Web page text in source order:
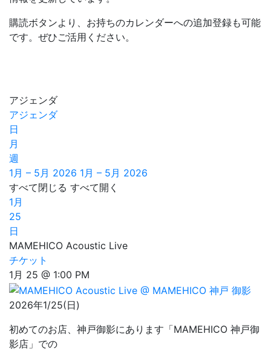
購読ボタンより、お持ちのカレンダーへの追加登録も可能
です。ぜひご活用ください。
アジェンダ
アジェンダ
日
月
週
1月 – 5月 2026 1月 – 5月 2026
すべて閉じる すべて開く
1月
25
日
MAMEHICO Acoustic Live
チケット
1月 25 @ 1:00 PM
2026年1/25(日)
初めてのお店、神戸御影にあります「MAMEHICO 神戸御
影店」での